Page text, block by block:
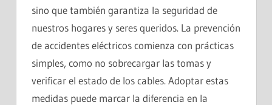
sino que también garantiza la seguridad de
nuestros hogares y seres queridos. La prevención
de accidentes eléctricos comienza con prácticas
simples, como no sobrecargar las tomas y
verificar el estado de los cables. Adoptar estas
medidas puede marcar la diferencia en la